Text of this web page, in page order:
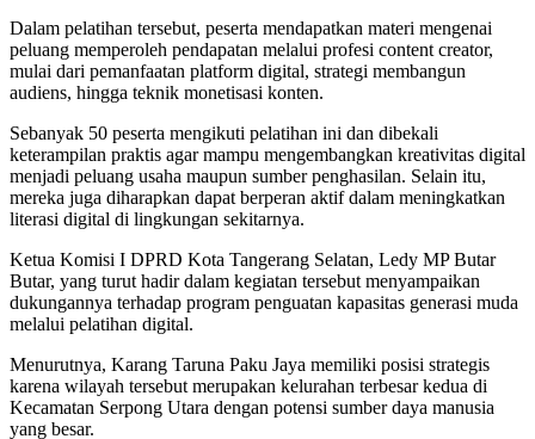
Dalam pelatihan tersebut, peserta mendapatkan materi mengenai
peluang memperoleh pendapatan melalui profesi content creator,
mulai dari pemanfaatan platform digital, strategi membangun
audiens, hingga teknik monetisasi konten.
Sebanyak 50 peserta mengikuti pelatihan ini dan dibekali
keterampilan praktis agar mampu mengembangkan kreativitas digital
menjadi peluang usaha maupun sumber penghasilan. Selain itu,
mereka juga diharapkan dapat berperan aktif dalam meningkatkan
literasi digital di lingkungan sekitarnya.
Ketua Komisi I DPRD Kota Tangerang Selatan, Ledy MP Butar
Butar, yang turut hadir dalam kegiatan tersebut menyampaikan
dukungannya terhadap program penguatan kapasitas generasi muda
melalui pelatihan digital.
Menurutnya, Karang Taruna Paku Jaya memiliki posisi strategis
karena wilayah tersebut merupakan kelurahan terbesar kedua di
Kecamatan Serpong Utara dengan potensi sumber daya manusia
yang besar.